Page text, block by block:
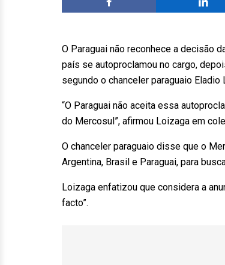
O Paraguai não reconhece a decisão
país se autoproclamou no cargo,
segundo o chanceler paraguaio Eladio
“O Paraguai não aceita essa
do Mercosul”, afirmou Loizaga em
O chanceler paraguaio disse que o
Argentina, Brasil e Paraguai, para
Loizaga enfatizou que considera a
facto”.